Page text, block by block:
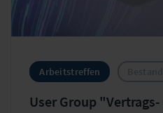
Arbeitstreffen
User Group "Vertrags-